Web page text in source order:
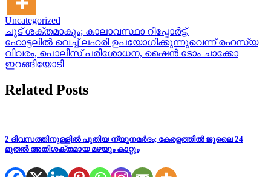
Uncategorized
Post
navigation
ചൂട് ശക്തമാകും; കാലാവസ്ഥാ റിപ്പോർട്ട്.
ഹോട്ടലിൽ വെച്ച് ലഹരി ഉപയോഗിക്കുന്നുവെന്ന് രഹസ്യ
വിവരം, പൊലീസ് പരിശോധന, ഷൈൻ ടോം ചാക്കോ
ഇറങ്ങിയോടി
Related Posts
2 ദിവസത്തിനുള്ളിൽ പുതിയ ന്യൂനമർദം; കേരളത്തിൽ ജൂലൈ 24
മുതൽ അതിശക്തമായ മഴയും കാറ്റും